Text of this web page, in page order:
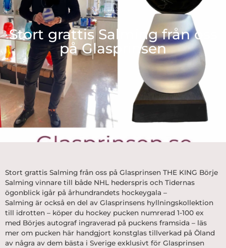
Stort grattis Salming från oss
på Glasprinsen
Stort grattis Salming från oss på Glasprinsen THE KING Börje
Salming vinnare till både NHL hederspris och Tidernas
ögonblick igår på århundrandets hockeygala –
Salming är också en del av Glasprinsens hyllningskollektion
till idrotten – köper du hockey pucken numrerad 1-100 ex
med Börjes autograf ingraverad på puckens framsida – läs
mer om pucken här handgjort konstglas tillverkad på Öland
av några av dem bästa i Sverige exklusivt för Glasprinsen